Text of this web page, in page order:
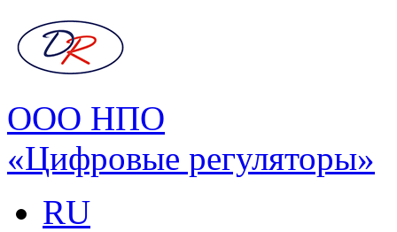
ООО НПО
«Цифровые регуляторы»
RU